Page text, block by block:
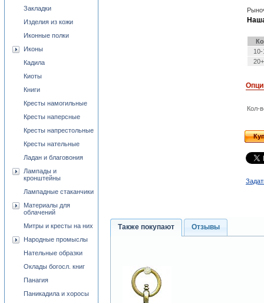
Кол-
Также покупают Отзывы
Закладки
Изделия из кожи
Иконные полки
Иконы
Кадила
Киоты
Книги
Кресты намогильные
Кресты наперсные
Кресты напрестольные
Кресты нательные
Ладан и благовония
Лампады и
кронштейны
Лампадные стаканчики
Материалы для
облачений
Митры и кресты на них
Народные промыслы
Нательные образки
Оклады богосл. книг
Панагия
Паникадила и хоросы